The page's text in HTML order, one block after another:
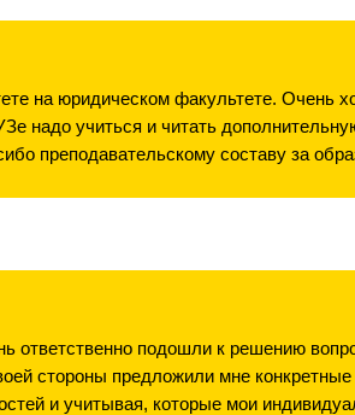
на юридическом факультете. Очень
надо учиться и читать
преподавательскому составу за
ответственно подошли к решению
стороны предложили мне
и учитывая, которые мои